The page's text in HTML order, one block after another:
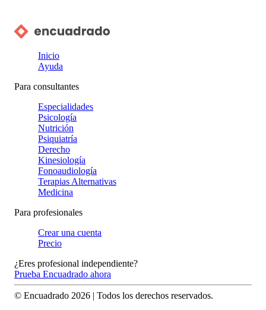
Inicio
Ayuda
Para consultantes
Especialidades
Psicología
Nutrición
Psiquiatría
Derecho
Kinesiología
Fonoaudiología
Terapias Alternativas
Medicina
Para profesionales
Crear una cuenta
Precio
¿Eres profesional independiente?
Prueba Encuadrado ahora
© Encuadrado 2026 | Todos los derechos reservados.